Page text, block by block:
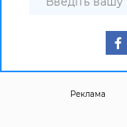
Реклама